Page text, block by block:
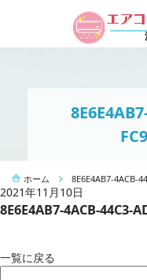
ホーム 8E6E4AB7-4ACB-
2021年11月10日
8E6E4AB7-4ACB-44C3-
一覧に戻る